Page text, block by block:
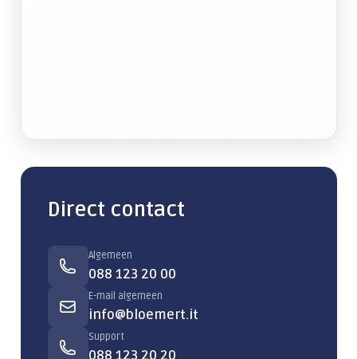
Direct contact
Algemeen
088 123 20 00
E-mail algemeen
info@bloemert.it
Support
088 123 20 20